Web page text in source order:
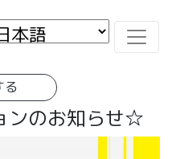
る
ンのお知らせ☆